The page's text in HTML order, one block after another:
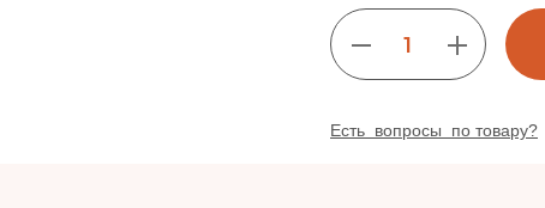
1
Есть вопросы по товару?